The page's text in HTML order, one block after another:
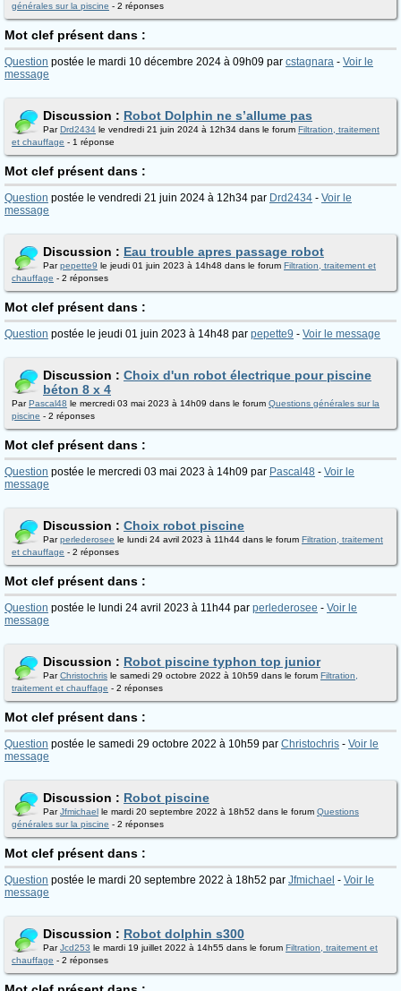
générales sur la piscine - 2 réponses
Mot clef présent dans :
Question postée le mardi 10 décembre 2024 à 09h09 par cstagnara - Voir le
message
Discussion : Robot Dolphin ne s’allume pas
ParDrd2434 le vendredi 21 juin 2024 à 12h34 dans le forum Filtration, traitement
et chauffage - 1 réponse
Mot clef présent dans :
Question postée le vendredi 21 juin 2024 à 12h34 par Drd2434 - Voir le
message
Discussion : Eau trouble apres passage robot
Parpepette9 le jeudi 01 juin 2023 à 14h48 dans le forum Filtration, traitement et
chauffage - 2 réponses
Mot clef présent dans :
Question postée le jeudi 01 juin 2023 à 14h48 par pepette9 - Voir le message
Discussion : Choix d'un robot électrique pour piscine
béton 8 x 4
ParPascal48 le mercredi 03 mai 2023 à 14h09 dans le forum Questions générales sur la
piscine - 2 réponses
Mot clef présent dans :
Question postée le mercredi 03 mai 2023 à 14h09 par Pascal48 - Voir le
message
Discussion : Choix robot piscine
Parperlederosee le lundi 24 avril 2023 à 11h44 dans le forum Filtration, traitement
et chauffage - 2 réponses
Mot clef présent dans :
Question postée le lundi 24 avril 2023 à 11h44 par perlederosee - Voir le
message
Discussion : Robot piscine typhon top junior
ParChristochris le samedi 29 octobre 2022 à 10h59 dans le forum Filtration,
traitement et chauffage - 2 réponses
Mot clef présent dans :
Question postée le samedi 29 octobre 2022 à 10h59 par Christochris - Voir le
message
Discussion : Robot piscine
ParJfmichael le mardi 20 septembre 2022 à 18h52 dans le forum Questions
générales sur la piscine - 2 réponses
Mot clef présent dans :
Question postée le mardi 20 septembre 2022 à 18h52 par Jfmichael - Voir le
message
Discussion : Robot dolphin s300
ParJcd253 le mardi 19 juillet 2022 à 14h55 dans le forum Filtration, traitement et
chauffage - 2 réponses